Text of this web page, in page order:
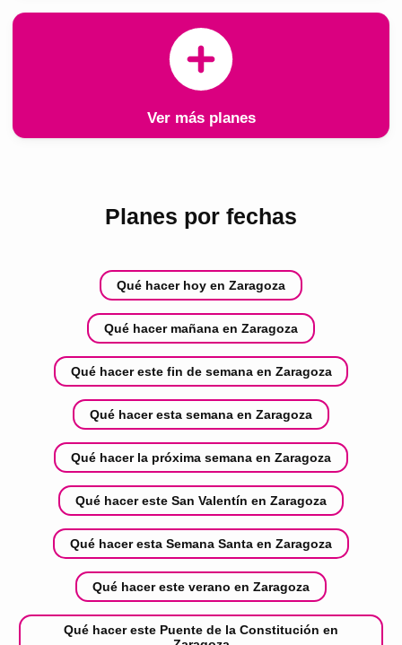
Ver más planes
Planes por fechas
Qué hacer hoy en Zaragoza
Qué hacer mañana en Zaragoza
Qué hacer este fin de semana en Zaragoza
Qué hacer esta semana en Zaragoza
Qué hacer la próxima semana en Zaragoza
Qué hacer este San Valentín en Zaragoza
Qué hacer esta Semana Santa en Zaragoza
Qué hacer este verano en Zaragoza
Qué hacer este Puente de la Constitución en